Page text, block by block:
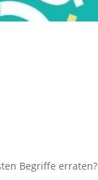
Begriffe erraten?